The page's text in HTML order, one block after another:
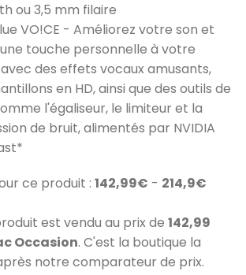
ou 3,5 mm filaire
VO!CE - Améliorez votre son et
touche personnelle à votre
des effets vocaux amusants,
en HD, ainsi que des outils de
l'égaliseur, le limiteur et la
de bruit, alimentés par NVIDIA
ce produit : 142,99€ - 214,9€
est vendu au prix de 142,99
Occasion. C'est la boutique la
notre comparateur de prix.